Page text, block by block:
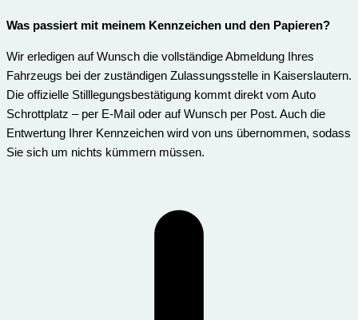
Was passiert mit meinem Kennzeichen und den Papieren?
Wir erledigen auf Wunsch die vollständige Abmeldung Ihres
Fahrzeugs bei der zuständigen Zulassungsstelle in Kaiserslautern.
Die offizielle Stilllegungsbestätigung kommt direkt vom Auto
Schrottplatz – per E-Mail oder auf Wunsch per Post. Auch die
Entwertung Ihrer Kennzeichen wird von uns übernommen, sodass
Sie sich um nichts kümmern müssen.